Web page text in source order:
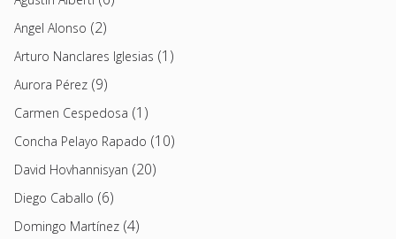
Angel Alonso (2)
Arturo Nanclares Iglesias (1)
Aurora Pérez (9)
Carmen Cespedosa (1)
Concha Pelayo Rapado (10)
David Hovhannisyan (20)
Diego Caballo (6)
Domingo Martínez (4)